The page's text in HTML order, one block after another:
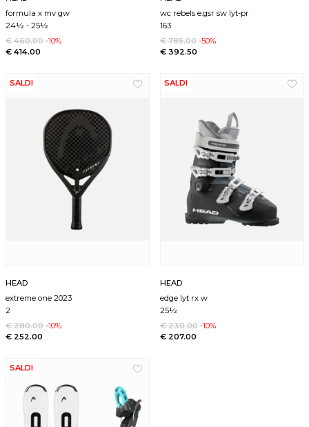
formula x mv gw
24½ -25½
€ 460.00 -10%
€ 414.00
wc rebels e.gsr sw lyt-pr
163
€ 785.00 -50%
€ 392.50
SALDI
HEAD
extreme one 2023
2
€ 280.00 -10%
€ 252.00
SALDI
HEAD
edge lyt rx w
25½
€ 230.00 -10%
€ 207.00
SALDI